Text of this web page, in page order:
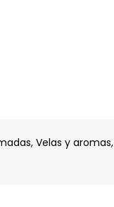
, Velas y aromas,